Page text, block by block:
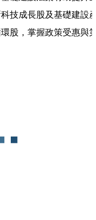
技成長股及基礎建設
股，掌握政策受惠與